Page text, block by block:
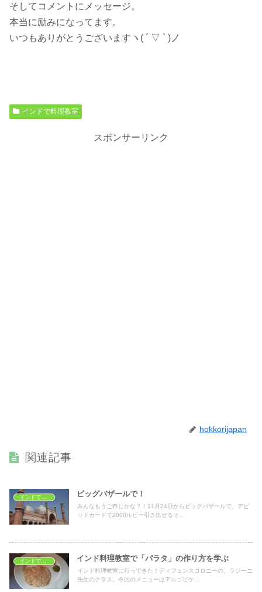
そしてコメントにメッセージ。
本当に励みになってます。
いつもありがとうございますヽ( ´ ▽ ` )ノ
インドで料理教室
スポンサーリンク
hokkorijapan
関連記事
ビッグバザールで！
みんなもうご存じかな？！11月24日からビッグバザールで、デビ
ッドカードで2000ルピー引き出せるそ...
インドで学ぶ インド料理教室で「パラタ」の作り方を学ぶ
インド料理教室に行ってきた！ディフェンスコロニーの、ラジーニ
先生のクラス。今回のメニューはアルゴビケ...